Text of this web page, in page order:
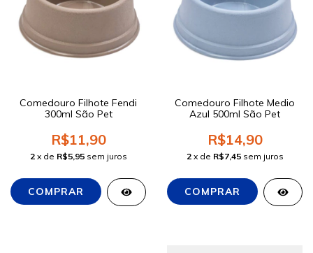
Comedouro Filhote Fendi
300ml São Pet
R$11,90
2 x de R$5,95 sem juros
Comedouro Filhote Medio
Azul 500ml São Pet
R$14,90
2 x de R$7,45 sem juros